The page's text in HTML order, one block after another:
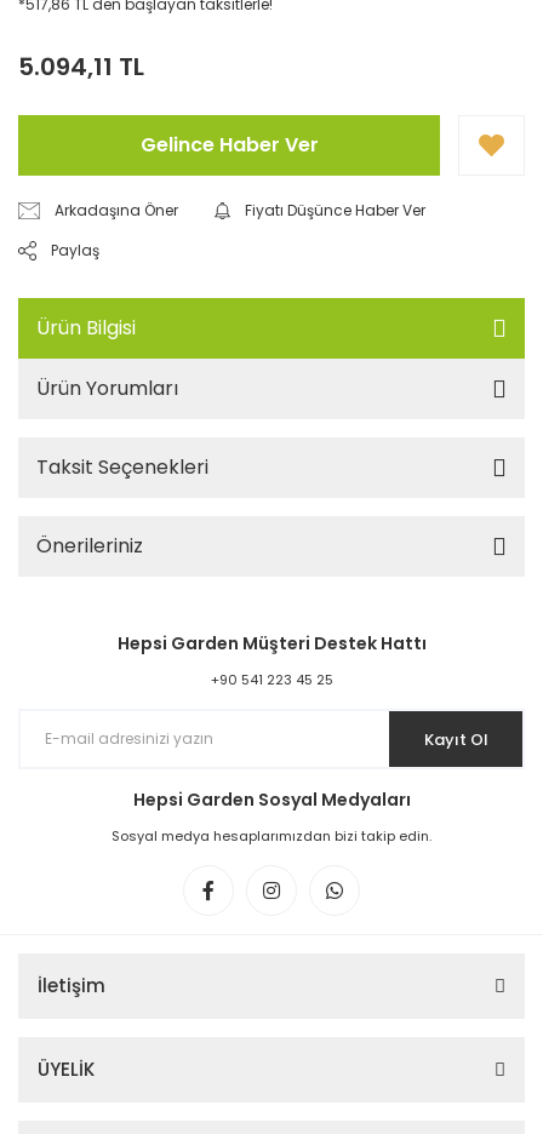
*517,86 TL den başlayan taksitlerle!
5.094,11 TL
Gelince Haber Ver
Arkadaşına Öner
Fiyatı Düşünce Haber Ver
Paylaş
Ürün Bilgisi
Ürün Yorumları
Taksit Seçenekleri
Önerileriniz
Hepsi Garden Müşteri Destek Hattı
+90 541 223 45 25
Kayıt Ol
Hepsi Garden Sosyal Medyaları
Sosyal medya hesaplarımızdan bizi takip edin.
İletişim
ÜYELİK